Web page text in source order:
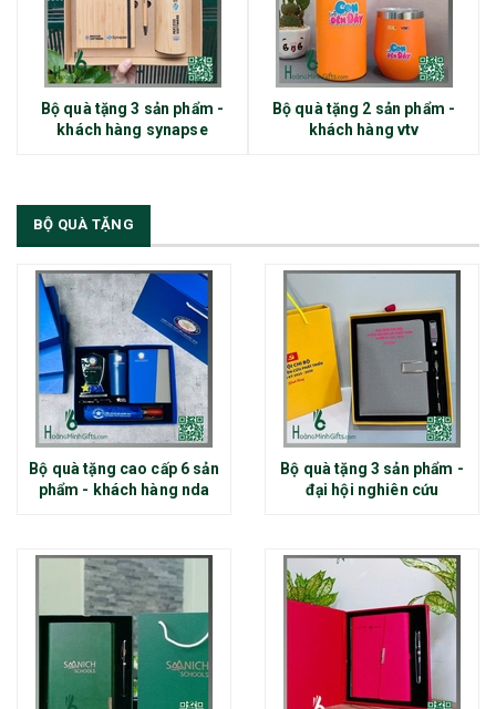
Bộ quà tặng 3 sản phẩm -
khách hàng synapse
Bộ quà tặng 2 sản phẩm -
khách hàng vtv
BỘ QUÀ TẶNG
Bộ quà tặng cao cấp 6 sản
phẩm - khách hàng nda
Bộ quà tặng 3 sản phẩm -
đại hội nghiên cứu